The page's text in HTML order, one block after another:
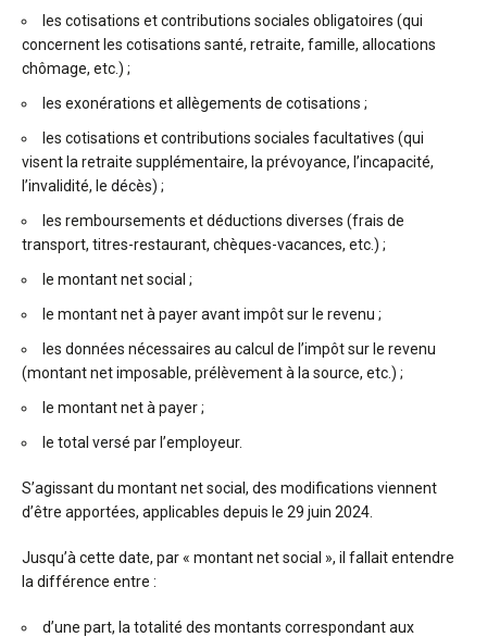
les cotisations et contributions sociales obligatoires (qui
concernent les cotisations santé, retraite, famille, allocations
chômage, etc.) ;
les exonérations et allègements de cotisations ;
les cotisations et contributions sociales facultatives (qui
visent la retraite supplémentaire, la prévoyance, l’incapacité,
l’invalidité, le décès) ;
les remboursements et déductions diverses (frais de
transport, titres-restaurant, chèques-vacances, etc.) ;
le montant net social ;
le montant net à payer avant impôt sur le revenu ;
les données nécessaires au calcul de l’impôt sur le revenu
(montant net imposable, prélèvement à la source, etc.) ;
le montant net à payer ;
le total versé par l’employeur.
S’agissant du montant net social, des modifications viennent
d’être apportées, applicables depuis le 29 juin 2024.
Jusqu’à cette date, par « montant net social », il fallait entendre
la différence entre :
d’une part, la totalité des montants correspondant aux